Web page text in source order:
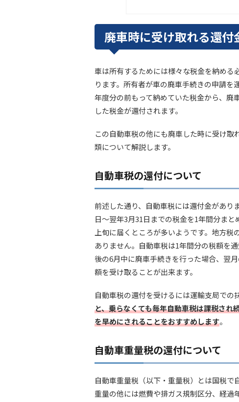
廃車時に受け取れる還付
車は所有するためには様々な税金を納める
ります。所有者が車の廃車手続きの申請
年度分の前もって納めていた税金から、廃
した税金が還付されます。
この自動車税の他にも廃車した時に受け
類について解説します。
自動車税の還付について
前述した通り、自動車税には還付金があり
日～翌年3月31日までの税金を1年間分ま
上旬に届くところが多いようです。地方
ありません。自動車税は1年間分の税額を
後の6月中に廃車手続きを行った場合、翌
額を受け取ることが出来ます。
自動車税の還付を受けるには運輸支局での
と、乗らなくても毎年自動車税は課税され
を早めにされることをおすすめします。
自動車重量税の還付について
自動車重量税（以下・重量税）とは国税で
重量の他には燃費や排ガス規制区分、経過